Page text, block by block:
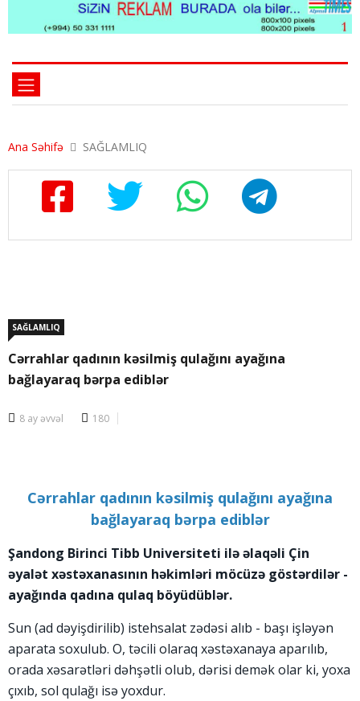
Ana Səhifə SAĞLAMLIQ
SAĞLAMLIQ
Cərrahlar qadının kəsilmiş qulağını ayağına
bağlayaraq bərpa ediblər
8 ay əvvəl 180
Cərrahlar qadının kəsilmiş qulağını ayağına
bağlayaraq bərpa ediblər
Şandong Birinci Tibb Universiteti ilə əlaqəli Çin
əyalət xəstəxanasının həkimləri möcüzə göstərdilər -
ayağında qadına qulaq böyüdüblər.
Sun (ad dəyişdirilib) istehsalat zədəsi alıb - başı işləyən
aparata soxulub. O, təcili olaraq xəstəxanaya aparılıb,
orada xəsarətləri dəhşətli olub, dərisi demək olar ki, yoxa
çıxıb, sol qulağı isə yoxdur.